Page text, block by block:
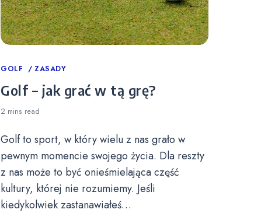
Categories
GOLF ZASADY
Golf – jak grać w tą grę?
2 mins read
Golf to sport, w który wielu z nas grało w
pewnym momencie swojego życia. Dla reszty
z nas może to być onieśmielająca część
kultury, której nie rozumiemy. Jeśli
kiedykolwiek zastanawiałeś…